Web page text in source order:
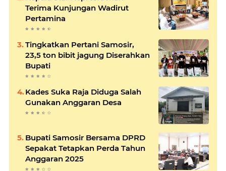
Terima Kunjungan Wadirut
Pertamina
Tingkatkan Pertani Samosir,
23,5 ton bibit jagung Diserahkan
Bupati
Kades Suka Raja Diduga Salah
Gunakan Anggaran Desa
Bupati Samosir Bersama DPRD
Sepakat Tetapkan Perda Tahun
Anggaran 2025